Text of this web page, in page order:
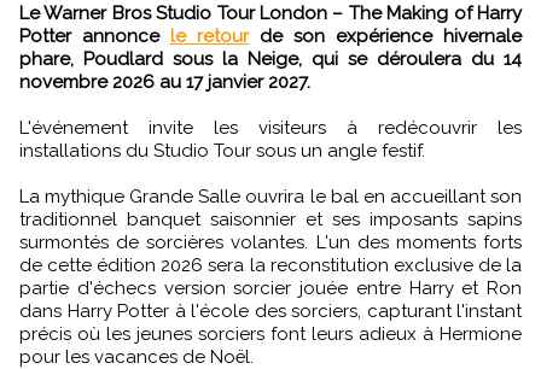
Le Warner Bros Studio Tour London – The Making of Harry
Potter annonce le retour de son expérience hivernale
phare, Poudlard sous la Neige, qui se déroulera du 14
novembre 2026 au 17 janvier 2027.
L'événement invite les visiteurs à redécouvrir les
installations du Studio Tour sous un angle festif.
La mythique Grande Salle ouvrira le bal en accueillant son
traditionnel banquet saisonnier et ses imposants sapins
surmontés de sorcières volantes. L'un des moments forts
de cette édition 2026 sera la reconstitution exclusive de la
partie d'échecs version sorcier jouée entre Harry et Ron
dans Harry Potter à l'école des sorciers, capturant l'instant
précis où les jeunes sorciers font leurs adieux à Hermione
pour les vacances de Noël.